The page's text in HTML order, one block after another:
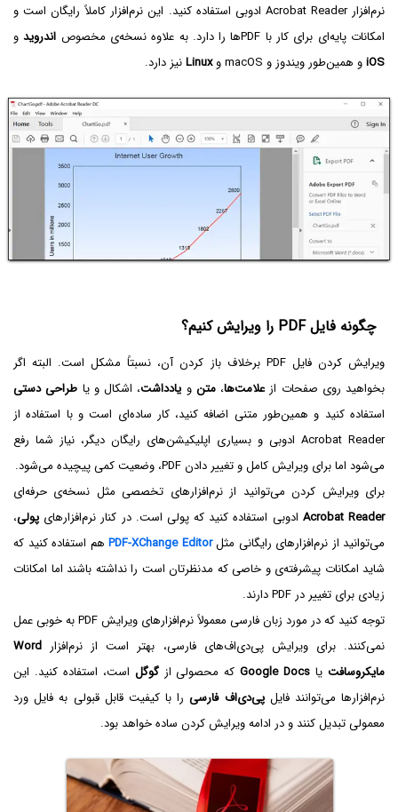
نرم‌افزار Acrobat Reader ادوبی استفاده کنید. این نرم‌افزار کاملاً رایگان است و
امکانات پایه‌ای برای کار با PDFها را دارد. به علاوه نسخه‌ی مخصوص
اندرویدو
iOSو همین‌طور ویندوز و macOS‌ و Linuxنیز دارد.
چگونه فایل PDF‌ را ویرایش کنیم؟
ویرایش کردن فایل PDF برخلاف باز کردن آن، نسبتاً مشکل است. البته اگر
بخواهید روی صفحات ازعلامت‌ها،متن و یادداشت، اشکال و یا طراحی دستی
استفاده کنید و همین‌طور متنی اضافه کنید، کار ساده‌ای است و با استفاده از
Acrobat Reader ادوبی و بسیاری اپلیکیشن‌های رایگان دیگر، نیاز شما رفع
می‌شود اما برای ویرایش کامل و تغییر دادن PDF، وضعیت کمی پیچیده می‌شود.
برای ویرایش کردن می‌توانید از نرم‌افزارهای تخصصی مثل نسخه‌ی حرفه‌ای
Acrobat Reader ادوبی استفاده کنید که پولی است. در کنار نرم‌افزارهای پولی،
می‌توانید از نرم‌افزارهای رایگانی مثلPDF-XChange Editor هم استفاده کنید که
شاید امکانات پیشرفته‌ی و خاصی که مدنظرتان است را نداشته باشند اما امکانات
زیادی برای تغییر در PDF دارند.
توجه کنید که در مورد زبان فارسی معمولاً نرم‌افزارهای ویرایش PDF به خوبی عمل
نمی‌کنند. برای ویرایش پی‌دی‌اف‌های فارسی، بهتر است از نرم‌افزار Word
مایکروسافتیا Google Docsکه محصولی ازگوگل است، استفاده کنید. این
نرم‌افزارها می‌توانند فایلپی‌دی‌اف فارسیرا با کیفیت قابل قبولی به فایل ورد
معمولی تبدیل کنند و در ادامه ویرایش کردن ساده خواهد بود.